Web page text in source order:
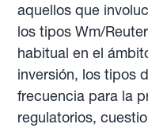
aquellos que
los tipos Wm/
habitual en el
inversión, los tipos
frecuencia para la
regulatorios,